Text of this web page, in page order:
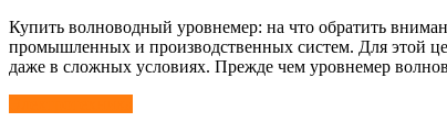
Купить волноводный уровнемер: на что обратить
промышленных и производственных систем. Для этой
даже в сложных условиях. Прежде чем уровнемер